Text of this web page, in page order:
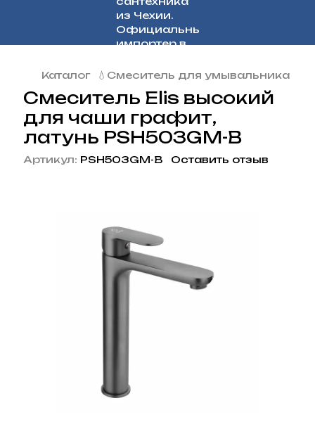
Каталог 💧Смеситель для умывальника
Смеситель Elis высокий
для чаши графит,
латунь PSH503GM-B
Артикул: PSH503GM-B Оставить отзыв